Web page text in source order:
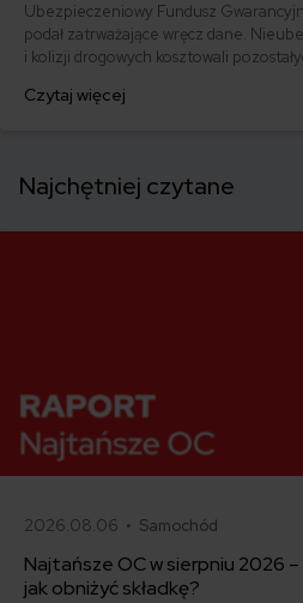
Ubezpieczeniowy Fundusz
podał zatrważające wręcz dane.
i kolizji drogowych kosztowali
w wypadkach, jeśli sprawca nie
Czytaj więcej
Najchętniej czytane
2026.08.06 • Samochód
Najtańsze OC w sierpniu 2026
jak obniżyć składkę?